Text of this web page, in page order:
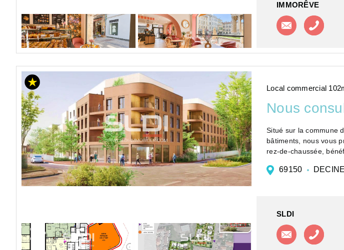
IMMORÊVE
Contacter
Local commercial
Nous
Situé sur la commune
bâtiments, nous vous
rez-de-chaussée,
69150
SLDI
Contacter